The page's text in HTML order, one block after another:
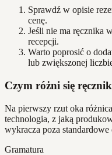
Sprawdź w opisie
cenę.
Jeśli nie ma ręcznika
recepcji.
Warto poprosić o
lub zwiększonej
Czym różni się
Na pierwszy rzut oka
technologia, z jaką
wykracza poza
Gramatura